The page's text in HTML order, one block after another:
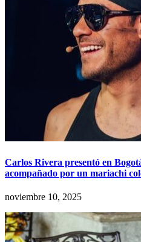
Carlos Rivera presentó en
acompañado por un mariachi
noviembre 10, 2025